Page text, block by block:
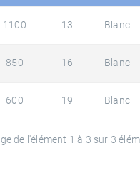
1100 13 Blanc
850 16 Blanc
600 19 Blanc
de l'élément 1 à 3 sur 3